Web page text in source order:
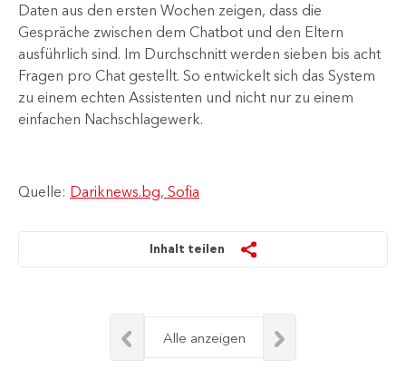
Daten aus den ersten Wochen zeigen, dass die
Gespräche zwischen dem Chatbot und den Eltern
ausführlich sind. Im Durchschnitt werden sieben bis acht
Fragen pro Chat gestellt. So entwickelt sich das System
zu einem echten Assistenten und nicht nur zu einem
einfachen Nachschlagewerk.
Quelle: Dariknews.bg, Sofia
Inhalt teilen
Alle anzeigen